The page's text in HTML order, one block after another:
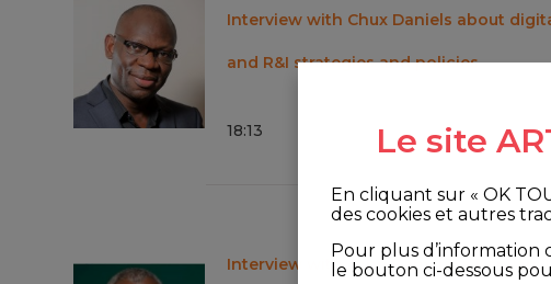
Interview with Chux Daniels about
and R&I strategies and policies
18:13
Interview with John Kamara, a Kenyan
Le site
En cliquant sur « OK
des cookies et autres
Pour plus d’information
le bouton ci-dessous